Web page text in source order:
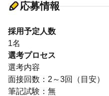
応募情報
採用予定人数
1名
選考プロセス
選考内容
面接回数：2～3回（目安）
筆記試験：無